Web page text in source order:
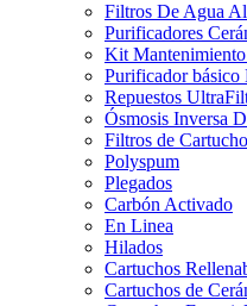
Filtros De Agua
Purificadores
Kit
Purificador básico
Repuestos
Ósmosis Inversa
Filtros de Cartucho
Polyspum
Plegados
Carbón Activado
En Linea
Hilados
Cartuchos
Cartuchos de